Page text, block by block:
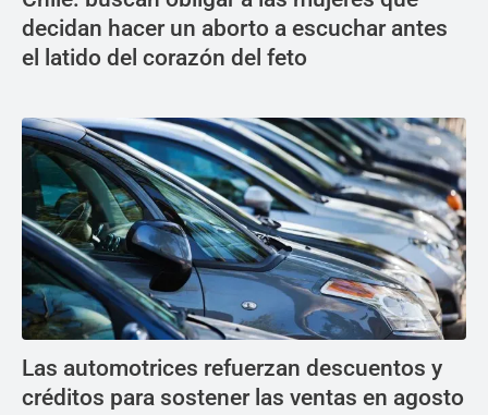
decidan hacer un aborto a escuchar antes
el latido del corazón del feto
Las automotrices refuerzan descuentos y
créditos para sostener las ventas en agosto